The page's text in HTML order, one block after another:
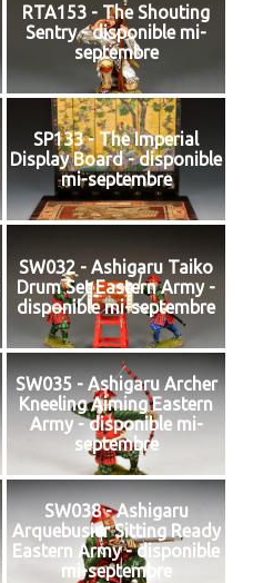
RTA153 - The Shouting
Sentry - disponible mi-
septembre
SP133 - The Imperial
Display Board - disponible
mi-septembre
SW032 - Ashigaru Taiko
Drum Set Eastern Army -
disponible mi-septembre
SW035 - Ashigaru Archer
Kneeling Aiming Eastern
Army - disponible mi-
septembre
SW038 - Ashigaru
Arquebusier Sitting Ready
Eastern Army - disponible
mi-septembre